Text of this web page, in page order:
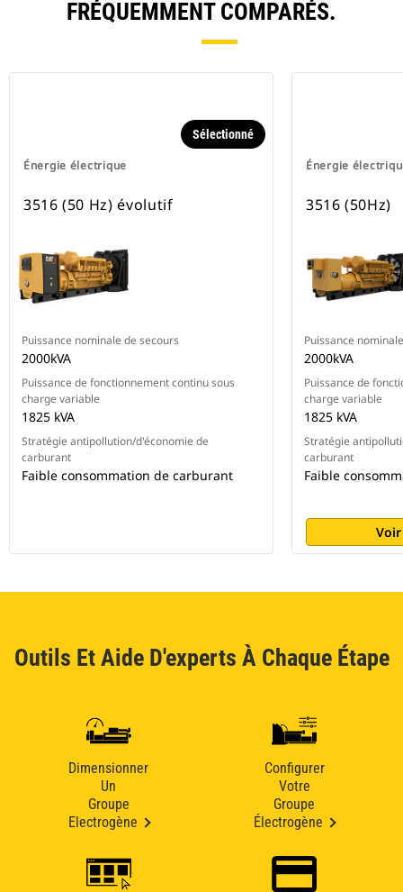
FRÉQUEMMENT COMPARÉS.
Énergie électrique
Sélectionné
3516 (50 Hz) évolutif
Puissance nominale de secours
2000kVA
Puissance de fonctionnement continu sous
charge variable
1825 kVA
Stratégie antipollution/d'économie de
carburant
Faible consommation de carburant
Énergie
3516 (50Hz)
Puissance
2000kVA
Puissance de
charge variable
1825 kVA
Stratégie
carburant
Faible
Outils Et Aide D'experts À Chaque Étape
Dimensionner
Un
Groupe
Electrogène
Configurer
Votre
Groupe
Électrogène